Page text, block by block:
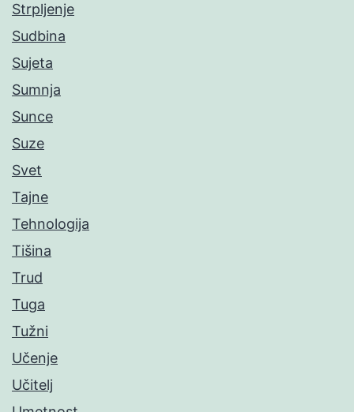
Strpljenje
Sudbina
Sujeta
Sumnja
Sunce
Suze
Svet
Tajne
Tehnologija
Tišina
Trud
Tuga
Tužni
Učenje
Učitelj